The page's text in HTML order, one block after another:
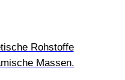
Rohstoffe
Massen.